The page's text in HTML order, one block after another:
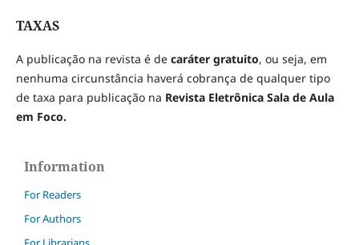
TAXAS
A publicação na revista é de caráter gratuito, ou seja, em
nenhuma circunstância haverá cobrança de qualquer tipo
de taxa para publicação na Revista Eletrônica Sala de Aula
em Foco.
Information
For Readers
For Authors